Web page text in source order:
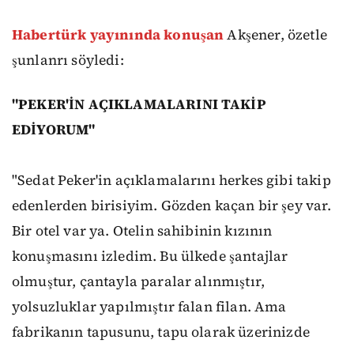
Habertürk yayınında konuşanAkşener, özetle
şunlanrı söyledi:
"PEKER'İN AÇIKLAMALARINI TAKİP
EDİYORUM"
"Sedat Peker'in açıklamalarını herkes gibi takip
edenlerden birisiyim. Gözden kaçan bir şey var.
Bir otel var ya. Otelin sahibinin kızının
konuşmasını izledim. Bu ülkede şantajlar
olmuştur, çantayla paralar alınmıştır,
yolsuzluklar yapılmıştır falan filan. Ama
fabrikanın tapusunu, tapu olarak üzerinizde